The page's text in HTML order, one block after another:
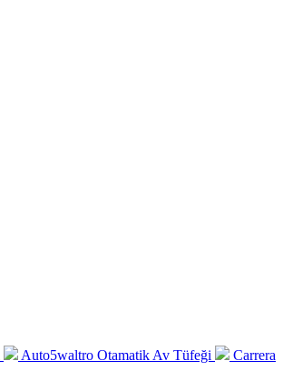
Auto5waltro Otamatik Av Tüfeği
Carrera